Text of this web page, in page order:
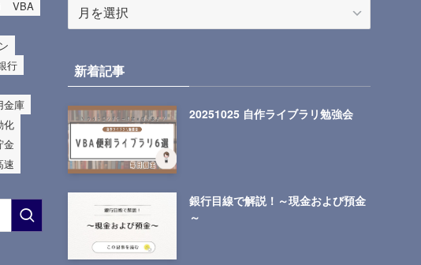
VBA
行
金庫
化
金
速
ー
イ
ブ
新着記事
20251025 自作ライブラリ勉強会
銀行目線で解説！～現金および預金
～